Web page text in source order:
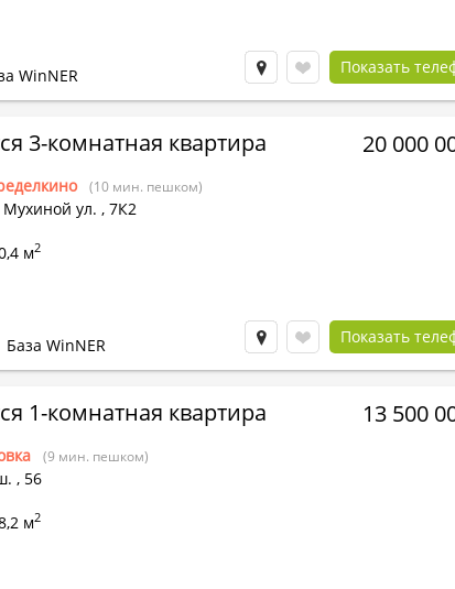
WinNER Показать
3-комнатная квартира
(10 мин. пешком)
Мухиной ул. , 7К2
м2
20 000
База WinNER Показать
1-комнатная квартира
(9 мин. пешком)
, 56
м2
13 500